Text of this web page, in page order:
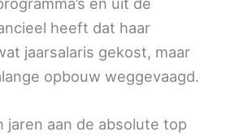
heeft dat haar
jaarsalaris gekost, maar
opbouw weggevaagd.
jaren aan de absolute top